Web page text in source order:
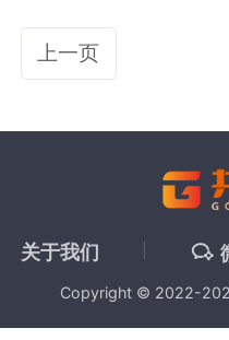
上一页
关于我们
Copyright © 2022-